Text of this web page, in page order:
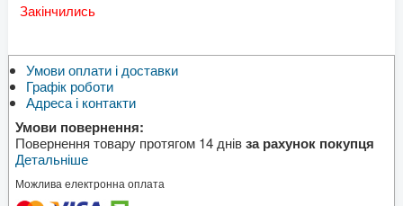
Закінчились
Умови оплати і доставки
Графік роботи
Адреса і контакти
Умови повернення:
Повернення товару протягом 14 днівза рахунок покупця
Детальніше
Можлива електронна оплата